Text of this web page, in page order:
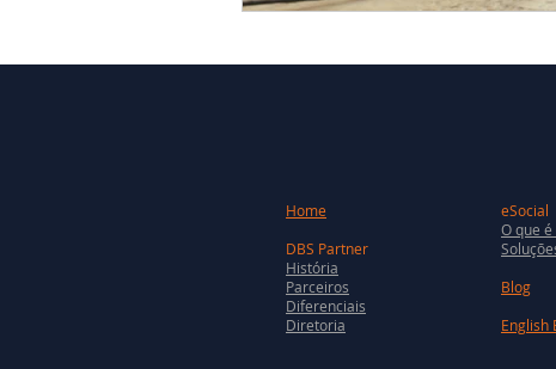
Home
DBS Partner
História
Parceiros
Diferenciais
Diretoria
eSocial
O que é
Blog
English